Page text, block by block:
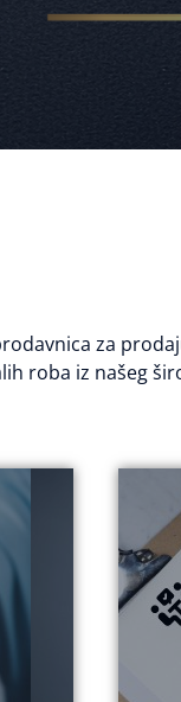
za
roba iz našeg